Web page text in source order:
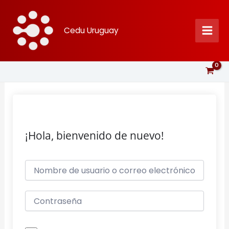
contenido
Cedu Uruguay
¡Hola, bienvenido de nuevo!